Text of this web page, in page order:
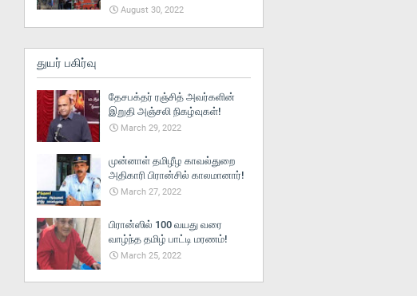
August 30, 2022
துயர் பகிர்வு
தேசபக்தர் ரஞ்சித் அவர்களின்
இறுதி அஞ்சலி நிகழ்வுகள்!
March 29, 2022
முன்னாள் தமிழீழ காவல்துறை
அதிகாரி பிரான்சில் காலமானார்!
March 27, 2022
பிரான்ஸில் 100 வயது வரை
வாழ்ந்த தமிழ் பாட்டி மரணம்!
March 25, 2022